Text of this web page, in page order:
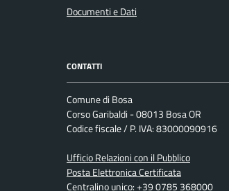
Documenti e Dati
CONTATTI
Comune di Bosa
Corso Garibaldi - 08013 Bosa OR
Codice fiscale / P. IVA: 83000090916
Ufficio Relazioni con il Pubblico
Posta Elettronica Certificata
Centralino unico: +39 0785 368000